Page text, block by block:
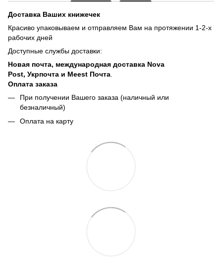
Доставка Ваших книжечек
Красиво упаковываем и отправляем Вам на протяжении 1-2-х
рабочих дней
Доступные службы доставки:
Новая почта, международная доставка Nova
Post, Укрпочта и Meest Почта
Оплата заказа
При получении Вашего заказа (наличный или
безналичный)
Оплата на карту